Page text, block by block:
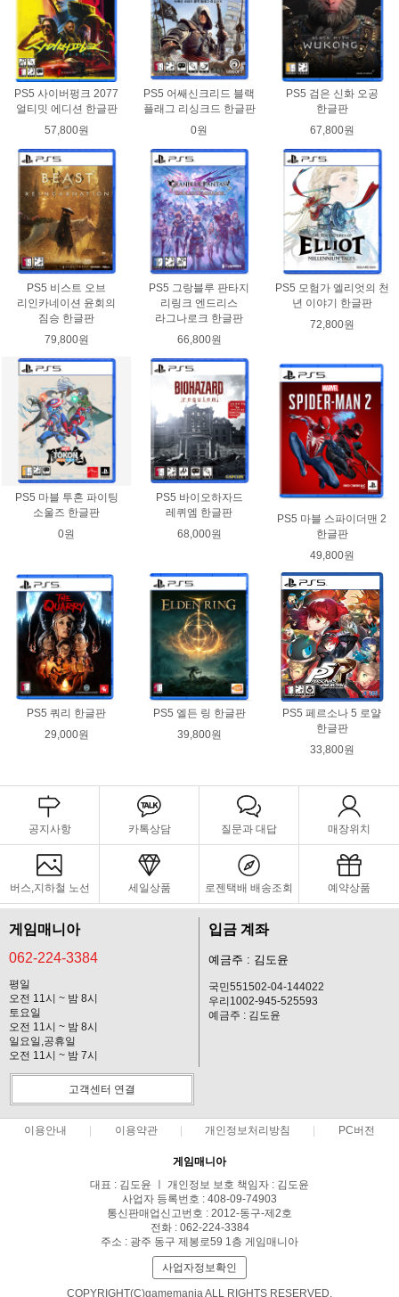
PS5 사이버펑크 2077
얼티밋 에디션 한글판
57,800원
PS5 어쌔신크리드 블랙
플래그 리싱크드 한글판
0원
PS5 검은 신화 오공
한글판
67,800원
PS5 비스트 오브
리인카네이션 윤회의
짐승 한글판
79,800원
PS5 그랑블루 판타지
리링크 엔드리스
라그나로크 한글판
66,800원
PS5 모험가 엘리엇의 천
년 이야기 한글판
72,800원
PS5 마블 투혼 파이팅
소울즈 한글판
0원
PS5 바이오하자드
레퀴엠 한글판
68,000원
PS5 마블 스파이더맨 2
한글판
49,800원
PS5 쿼리 한글판
29,000원
PS5 엘든 링 한글판
39,800원
PS5 페르소나 5 로얄
한글판
33,800원
공지사항 카톡상담 질문과 대답 매장위치
버스,지하철 노선 세일상품 로젠택배 배송조회 예약상품
게임매니아
062-224-3384
평일
오전 11시 ~ 밤 8시
토요일
오전 11시 ~ 밤 8시
일요일,공휴일
오전 11시 ~ 밤 7시
입금 계좌
예금주 : 김도윤
국민551502-04-144022
우리1002-945-525593
예금주 : 김도윤
고객센터 연결
이용안내 이용약관 개인정보처리방침 PC버전
게임매니아
대표 : 김도윤 ㅣ 개인정보 보호 책임자 : 김도윤
사업자 등록번호 : 408-09-74903
통신판매업신고번호 : 2012-동구-제2호
전화 : 062-224-3384
주소 : 광주 동구 제봉로59 1층 게임매니아
사업자정보확인
COPYRIGHT(C)gamemania ALL RIGHTS RESERVED.